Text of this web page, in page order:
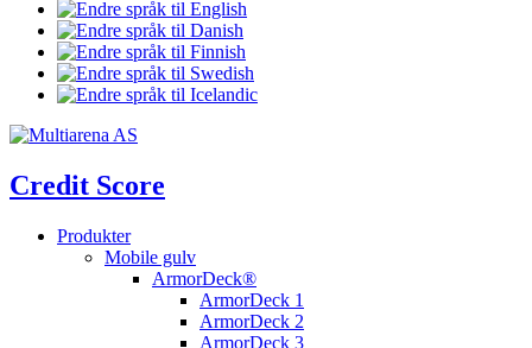
Credit Score
Produkter
Mobile gulv
ArmorDeck®
ArmorDeck 1
ArmorDeck 2
ArmorDeck 3